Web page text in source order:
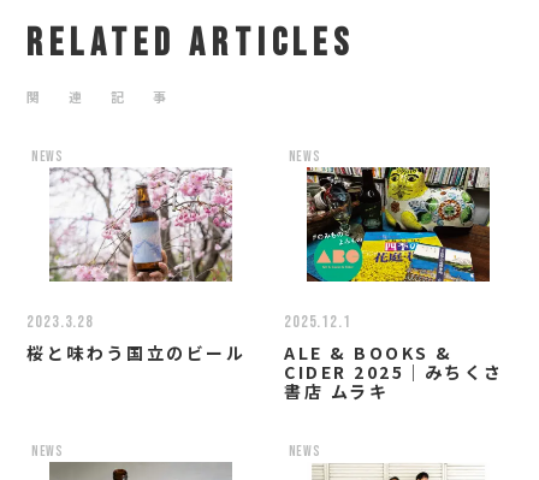
RELATED ARTICLES
関 連 記 事
news
2023.3.28
桜と味わう国立のビール
news
2025.12.1
ALE & BOOKS &
CIDER 2025｜みちくさ
書店 ムラキ
news news